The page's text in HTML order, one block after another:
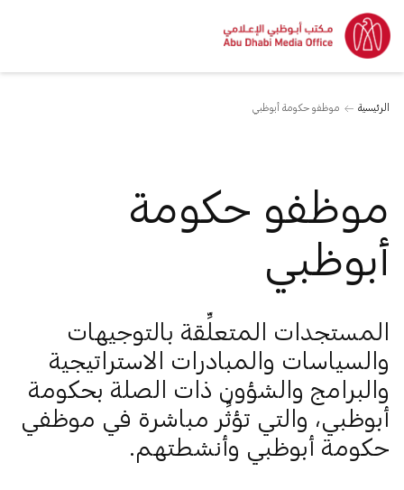
الرئيسية موظفو حكومة أبوظبي
موظفو حكومة
أبوظبي
المستجدات المتعلِّقة بالتوجيهات
والسياسات والمبادرات الاستراتيجية
والبرامج والشؤون ذات الصلة بحكومة
أبوظبي، والتي تؤثِّر مباشرة في موظفي
حكومة أبوظبي وأنشطتهم.